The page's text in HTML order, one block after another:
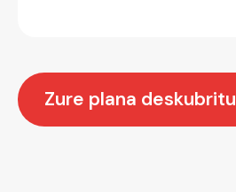
Zure plana deskubritu